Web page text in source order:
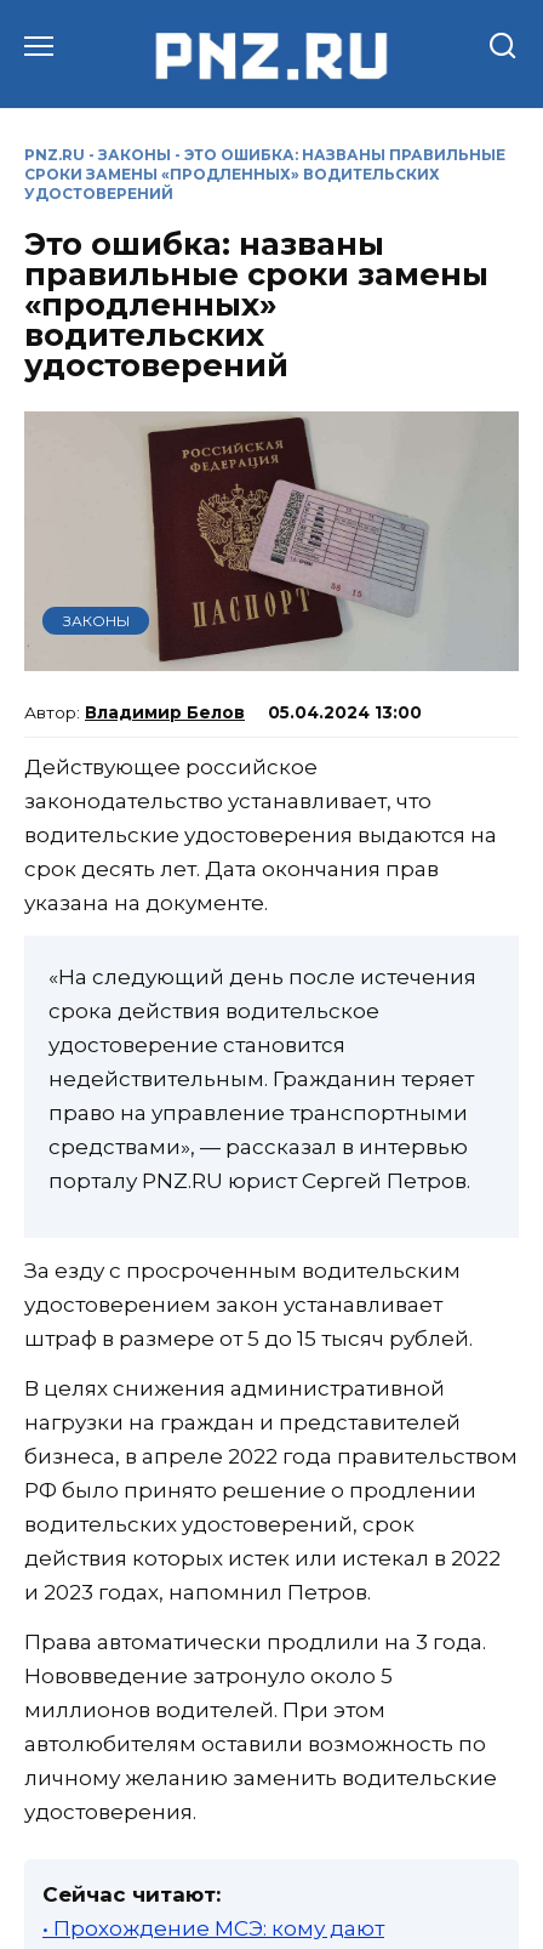
PNZ.RU - ЗАКОНЫ - ЭТО ОШИБКА: НАЗВАНЫ ПРАВИЛЬНЫЕ
СРОКИ ЗАМЕНЫ «ПРОДЛЕННЫХ» ВОДИТЕЛЬСКИХ
УДОСТОВЕРЕНИЙ
Это ошибка: названы
правильные сроки замены
«продленных»
водительских
удостоверений
ЗАКОНЫ
Владимир Белов 05.04.2024 13:00
Действующее российское
законодательство устанавливает, что
водительские удостоверения выдаются на
срок десять лет. Дата окончания прав
указана на документе.
«На следующий день после истечения
срока действия водительское
удостоверение становится
недействительным. Гражданин теряет
право на управление транспортными
средствами», — рассказал в интервью
порталу PNZ.RU юрист Сергей Петров.
За езду с просроченным водительским
удостоверением закон устанавливает
штраф в размере от 5 до 15 тысяч рублей.
В целях снижения административной
нагрузки на граждан и представителей
бизнеса, в апреле 2022 года правительством
РФ было принято решение о продлении
водительских удостоверений, срок
действия которых истек или истекал в 2022
и 2023 годах, напомнил Петров.
Права автоматически продлили на 3 года.
Нововведение затронуло около 5
миллионов водителей. При этом
автолюбителям оставили возможность по
личному желанию заменить водительские
удостоверения.
Сейчас читают:
• Прохождение МСЭ: кому дают